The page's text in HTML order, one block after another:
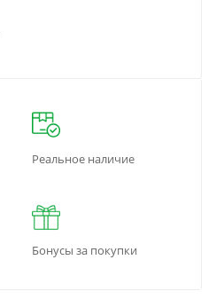
Реальное наличие
Бонусы за покупки